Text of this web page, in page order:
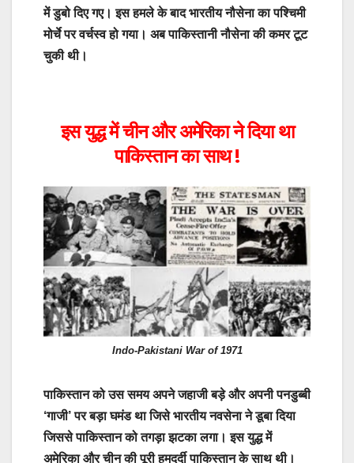
में डुबो दिए गए। इस हमले के बाद भारतीय नौसेना का पश्चिमी
मोर्चे पर वर्चस्व हो गया। अब पाकिस्तानी नौसेना की कमर टूट
चुकी थी।
इस युद्ध में चीन और अमेरिका ने दिया था
पाकिस्तान का साथ !
Indo-Pakistani War of 1971
पाकिस्तान को उस समय अपने जहाजी बड़े और अपनी पनडुब्बी
‘गाजी’ पर बड़ा घमंड था जिसे भारतीय नवसेना ने डूबा दिया
जिससे पाकिस्तान को तगड़ा झटका लगा। इस युद्ध में
अमेरिका और चीन की पूरी हमदर्दी पाकिस्तान के साथ थी।